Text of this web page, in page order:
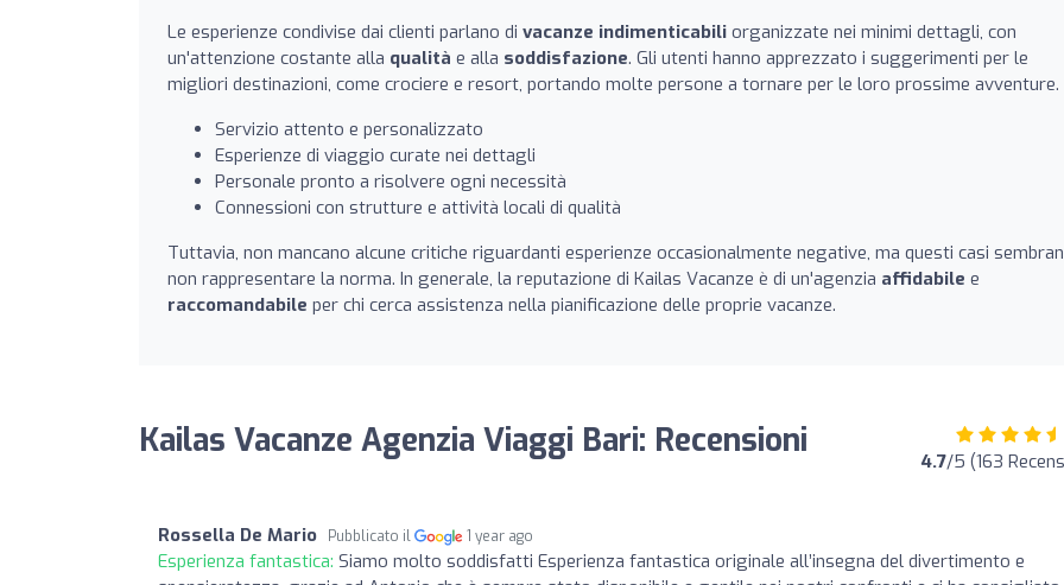
Le esperienze condivise dai clienti parlano di vacanze indimenticabili organizzate nei minimi dettagli, con
un'attenzione costante alla qualità e alla soddisfazione. Gli utenti hanno apprezzato i suggerimenti per le
migliori destinazioni, come crociere e resort, portando molte persone a tornare per le loro prossime avventure.
Servizio attento e personalizzato
Esperienze di viaggio curate nei dettagli
Personale pronto a risolvere ogni necessità
Connessioni con strutture e attività locali di qualità
Tuttavia, non mancano alcune critiche riguardanti esperienze occasionalmente negative, ma questi casi
non rappresentare la norma. In generale, la reputazione di Kailas Vacanze è di un'agenzia affidabile e
raccomandabile per chi cerca assistenza nella pianificazione delle proprie vacanze.
Kailas Vacanze Agenzia Viaggi Bari: Recensioni 4.7/5 (163
Rossella De Mario Pubblicato il 1 year ago
Esperienza fantastica: Siamo molto soddisfatti Esperienza fantastica originale all’insegna del divertimento e